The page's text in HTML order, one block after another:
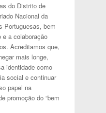
do Distrito de
Nacional da
Portuguesas, bem
e a colaboração
Acreditamos que,
mais longe,
identidade como
social e continuar
papel na
promoção do “bem